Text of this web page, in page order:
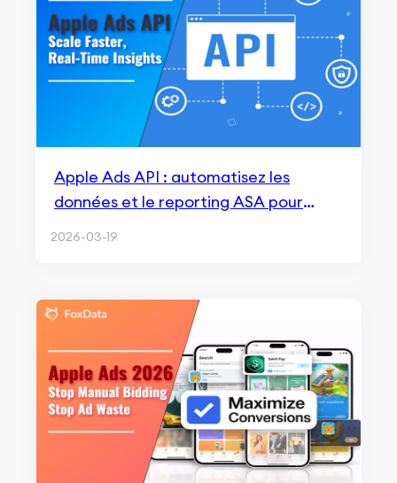
Apple Ads API : automatisez les
données et le reporting ASA pour
2026-03-19